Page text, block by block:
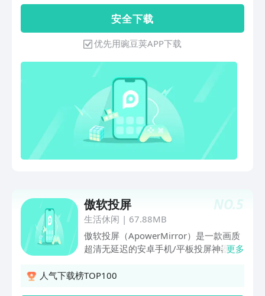
流视频App，支持4K高清、弹幕互动、本
地视频投屏！ 游戏、健身、音乐投屏，
乐趣加倍！ 低延迟不卡顿，畅享大屏沉
浸体验！ 【会议办公】全球唯一的“超级
投屏空间”，重新定义会议投屏！ 扫码即
投，无需安装，会议室投屏0门槛！ 不卡
不掉，超低延迟，PPT、Excel、视频流畅
展示！ 多人共享投屏，远程协作批注，
会议沟通更高效！ 5亿设备已内置，手
机、电脑、投影仪全兼容，企业标配！
企业级安全加密，会议资料不泄露，远离
公、培训演示，乐播投屏都能秒速连接，
畅享高清大屏体验！ 立即下载，开启你
的超级投屏空间！
安 全 下 载
优先用豌豆荚APP下载
NO.5
傲软投屏
生活休闲 | 67.88MB
傲软投屏（ApowerMirror）是一款画质
超清无延迟的安卓手机/平板投屏神器，
型号安卓设备一键投屏到电视，电脑，手
更多
人气下载榜TOP100